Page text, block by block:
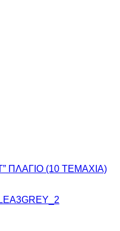
ΠΛΑΓΙΟ (10 ΤΕΜΑΧΙΑ)